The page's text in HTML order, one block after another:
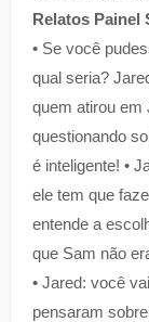
Relatos Painel
• Se você
qual seria?
quem atirou em
questionando
é inteligente! •
ele tem que
entende a
que Sam não
• Jared: você
pensaram